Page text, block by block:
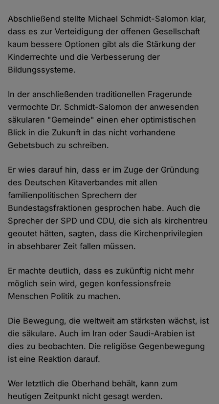
Abschließend stellte Michael Schmidt-Salomon klar,
dass es zur Verteidigung der offenen Gesellschaft
kaum bessere Optionen gibt als die Stärkung der
Kinderrechte und die Verbesserung der
Bildungssysteme.
In der anschließenden traditionellen Fragerunde
vermochte Dr. Schmidt-Salomon der anwesenden
säkularen "Gemeinde" einen eher optimistischen
Blick in die Zukunft in das nicht vorhandene
Gebetsbuch zu schreiben.
Er wies darauf hin, dass er im Zuge der Gründung
des Deutschen Kitaverbandes mit allen
familienpolitischen Sprechern der
Bundestagsfraktionen gesprochen habe. Auch die
Sprecher der SPD und CDU, die sich als kirchentreu
geoutet hätten, sagten, dass die Kirchenprivilegien
in absehbarer Zeit fallen müssen.
Er machte deutlich, dass es zukünftig nicht mehr
möglich sein wird, gegen konfessionsfreie
Menschen Politik zu machen.
Die Bewegung, die weltweit am stärksten wächst, ist
die säkulare. Auch im Iran oder Saudi-Arabien ist
dies zu beobachten. Die religiöse Gegenbewegung
ist eine Reaktion darauf.
Wer letztlich die Oberhand behält, kann zum
heutigen Zeitpunkt nicht gesagt werden.